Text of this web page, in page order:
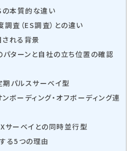
本質的な違い
査（ES調査）との違い
れる背景
ターンと自社の立ち位置の確認
期パルスサーベイ型
ンボーディング・オフボーディング連
サーベイとの同時並行型
る5つの理由